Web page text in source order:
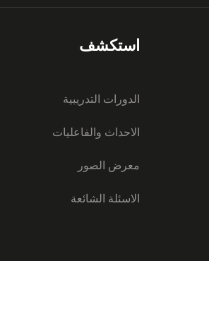
استكشف
الدورات التدريبية
الاحداث والفاعليات
معرض الصور
الاسئلة الشائعة